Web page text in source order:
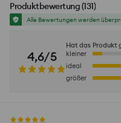
Produktbewertung(131)
Alle Bewertungen werden
4,6/5
Hat das Produkt
kleiner
ideal
größer